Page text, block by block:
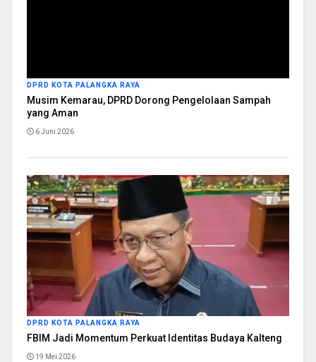
DPRD KOTA PALANGKA RAYA
Musim Kemarau, DPRD Dorong Pengelolaan Sampah
yang Aman
6 Juni 2026
DPRD KOTA PALANGKA RAYA
FBIM Jadi Momentum Perkuat Identitas Budaya Kalteng
19 Mei 2026